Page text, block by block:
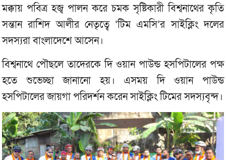
মক্কায় পবিত্র হজ্ব পালন করে চমক সৃষ্টিকারী বিশ্বনাথের কৃতি
সন্তান রাশিদ আলীর নেতৃত্বে ‘টিম এমসি’র সাইক্লিং দলের
সদস্যরা বাংলাদেশে আসেন।
বিশ্বনাথে পৌছলে তাদেরকে দি ওয়ান পাউন্ড হসপিটালের পক্ষ
হতে শুভেচ্ছা জানানো হয়। এসময় দি ওয়ান পাউন্ড
হসপিটালের জায়গা পরিদর্শন করেন সাইক্লিং টিমের সদস্যবৃন্দ।